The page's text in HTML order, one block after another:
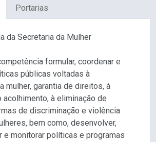
Portarias
da Secretaria da Mulher
formular, coordenar e
públicas voltadas à
mulher, garantia de direitos, à
acolhimento, à eliminação de
de discriminação e violência
bem como, desenvolver,
e monitorar políticas e programas